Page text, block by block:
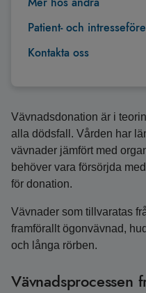
Patient- och
Kontakta oss
Vävnadsdonation är i
alla dödsfall. Vården har
vävnader jämfört med
behöver vara försörjda
för donation.
Vävnader som tillvaratas
framförallt ögonvävnad,
och långa rörben.
Vävnadsprocessen